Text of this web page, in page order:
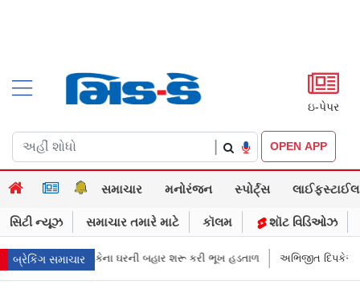
ઇ-પેપર
OPEN APP
સમાચાર મનોરંજન સ્પોર્ટ્સ લાઈફસ્ટાઈલ
સિટી ન્યૂઝ સમાચાર તમારે માટે કૉલમ શૉટ વિડિઓઝ
બ્રેકિંગ સમાચાર
દિપકેના ઘરની બહાર શરૂ કરી ભૂખ હડતાળ અભિજીત દિપકેએ CJPની